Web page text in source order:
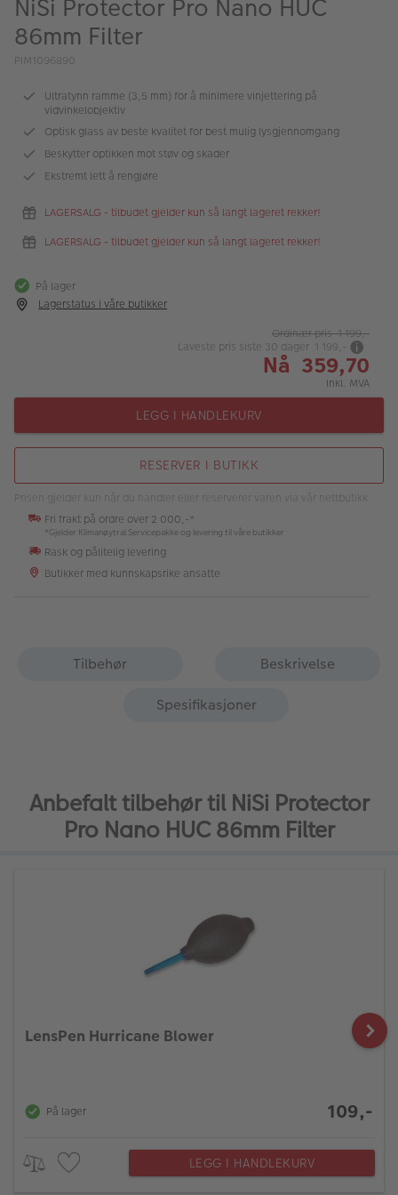
ALBUM
Kampanjer
Lagersalg
Bildeprodukter
Fotokurs
Inspirasjon
Butikkoversikt
NiSi Protector Pro Nano HUC
86mm Filter
PIM1096890
Ultratynn ramme (3,5 mm) for å minimere vinjettering på
vidvinkelobjektiv
Optisk glass av beste kvalitet for best mulig lysgjennomgang
Beskytter optikken mot støv og skader
Ekstremt lett å rengjøre
LAGERSALG - tilbudet gjelder kun så langt lageret rekker!
LAGERSALG - tilbudet gjelder kun så langt lageret rekker!
På lager
Lagerstatus i våre butikker
Ordinær pris 1 199,-
Laveste pris siste 30 dager 1 199,-
Nå 359,70
Inkl. MVA
LEGG I HANDLEKURV
RESERVER I BUTIKK
Prisen gjelder kun når du handler eller reserverer varen via vår nettbutikk.
Fri frakt på ordre over 2 000,-*
*Gjelder Klimanøytral Servicepakke og levering til våre butikker
Rask og pålitelig levering
Butikker med kunnskapsrike ansatte
Tilbehør
Beskrivelse
Spesifikasjoner
Anbefalt tilbehør til NiSi Protector
Pro Nano HUC 86mm Filter
LensPen Hurricane Blower
På lager 109,-
LEGG I HANDLEKURV